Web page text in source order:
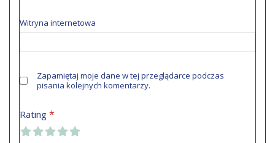
Witryna internetowa
Zapamiętaj moje dane w tej przeglądarce podczas
pisania kolejnych komentarzy.
Rating *